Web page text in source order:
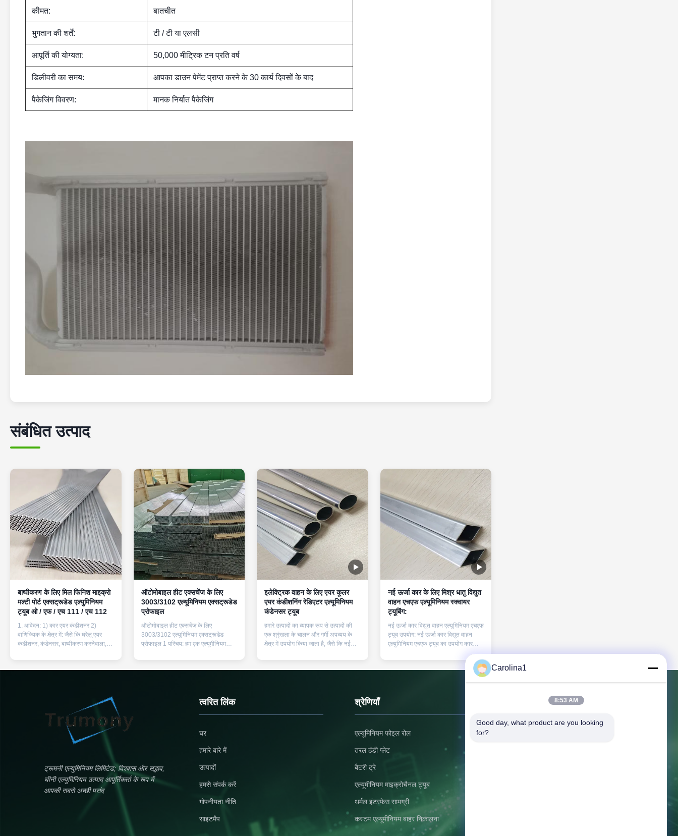
कीमत: बातचीत
भुगतान की शर्तें: टी / टी या एलसी
आपूर्ति की योग्यता: 50,000 मीट्रिक टन प्रति वर्ष
डिलीवरी का समय: आपका डाउन पेमेंट प्राप्त करने के 30 कार्य दिवसों के बाद
पैकेजिंग विवरण: मानक निर्यात पैकेजिंग
संबंधित उत्पाद
बाष्पीकरण के लिए मिल फिनिश माइक्रो
मल्टी पोर्ट एक्सट्रूडेड एल्युमिनियम
ट्यूब ओ / एफ / एच 111 / एच 112
1. आवेदन: 1) कार एयर कंडीशनर 2)
वाणिज्यिक के क्षेत्र में: जैसे कि घरेलू एयर
कंडीशनर, कंडेनसर, बाष्पीकरण करनेवाला,
धातु राज्य: 1) 1000 श्रृंखला: 1050,
1100, 1197 2) 3000 श्रृंखला:3102,
ऑटोमोबाइल हीट एक्सचेंज के लिए
3003/3102 एल्यूमिनियम एक्सट्रूडेड
प्रोफाइल
ऑटोमोबाइल हीट एक्सचेंज के लिए
3003/3102 एल्यूमिनियम एक्सट्रूडेड
प्रोफाइल 1 परिचय: हम एक एल्यूमीनियम
फाल्ट ट्यूब और ऑटोमोटिव मिलान उद्योग
प्रोफाइल निर्माण कंपनी हैं जिसमें आर एंड डी,
इलेक्ट्रिक वाहन के लिए एयर कूलर
एयर कंडीशनिंग रेडिएटर एल्यूमिनियम
कंडेनसर ट्यूब
हमारे उत्पादों का व्यापक रूप से उत्पादों की
एक श्रृंखला के चालन और गर्मी अपव्यय के
क्षेत्र में उपयोग किया जाता है, जैसे कि नई
बैटरी और बेटा।हमने प्रासंगिक तकनीकी
समाधान और नमूना या आपूर्ति विकसित करने
नई ऊर्जा कार के लिए मिश्र धातु विद्युत
वाहन एचएफ एल्यूमिनियम स्क्वायर
ट्यूबिंग:
नई ऊर्जा कार विद्युत वाहन एल्यूमिनियम एचएफ
ट्यूब उपयोग: नई ऊर्जा कार विद्युत वाहन
एल्युमिनियम एचएफ ट्यूब का उपयोग कार
रेडिएटर, कंडेनसर, ऑयल कूलर और एसीए
इंटर कूलर पर किया जा सकता है।हमारे पास
कई आकार और विनिर्देश हैं, हमारे पास कई
ट्रूमनी एल्युमिनियम लिमिटेड; विश्वास और सद्भाव,
चीनी एल्युमिनियम उत्पाद आपूर्तिकर्ता के रूप में
आपकी सबसे अच्छी पसंद
त्वरित लिंक
घर
हमारे बारे में
उत्पादों
हमसे संपर्क करें
गोपनीयता नीति
साइटमैप
श्रेणियाँ
एल्यूमिनियम फोइल रोल
तरल ठंडी प्लेट
बैटरी ट्रे
एल्यूमीनियम माइक्रोचैनल ट्यूब
थर्मल इंटरफेस सामग्री
कस्टम एल्यूमीनियम बाहर निकालना
हमसे संपर्क करें
Carolina1
8:53 AM
Good day, what product are you looking
for?